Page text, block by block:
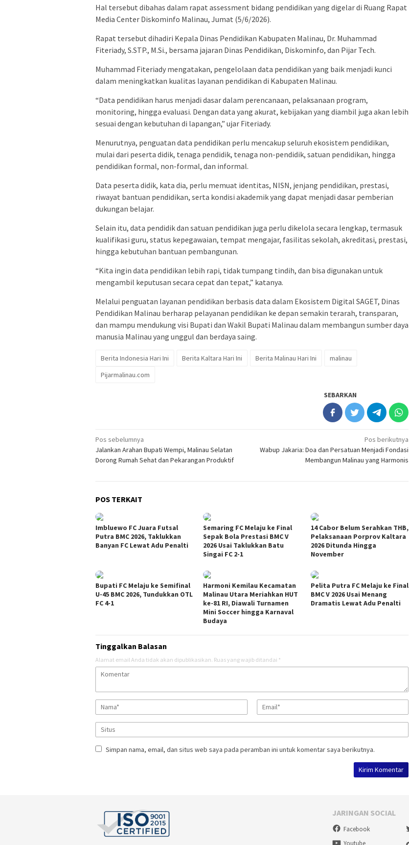
Hal tersebut dibahas dalam rapat assessment bidang pendidikan yang digelar di Ruang Rapat
Media Center Diskominfo Malinau, Jumat (5/6/2026).
Rapat tersebut dihadiri Kepala Dinas Pendidikan Kabupaten Malinau, Dr. Muhammad
Fiteriady, S.STP., M.Si., bersama jajaran Dinas Pendidikan, Diskominfo, dan Pijar Tech.
Muhammad Fiteriady mengatakan, pengelolaan data pendidikan yang baik menjadi kunci
dalam meningkatkan kualitas layanan pendidikan di Kabupaten Malinau.
“Data pendidikan harus menjadi dasar dalam perencanaan, pelaksanaan program,
monitoring, hingga evaluasi. Dengan data yang akurat, kebijakan yang diambil juga akan lebih
sesuai dengan kebutuhan di lapangan,” ujar Fiteriady.
Menurutnya, penguatan data pendidikan perlu mencakup seluruh ekosistem pendidikan,
mulai dari peserta didik, tenaga pendidik, tenaga non-pendidik, satuan pendidikan, hingga
pendidikan formal, non-formal, dan informal.
Data peserta didik, kata dia, perlu memuat identitas, NISN, jenjang pendidikan, prestasi,
riwayat bantuan pendidikan, serta kondisi akademik yang dapat menjadi dasar pemberian
dukungan belajar.
Selain itu, data pendidik dan satuan pendidikan juga perlu dikelola secara lengkap, termasuk
kualifikasi guru, status kepegawaian, tempat mengajar, fasilitas sekolah, akreditasi, prestasi,
hingga kebutuhan bantuan pembangunan.
“Kita ingin data pendidikan lebih rapi, tidak tumpang tindih, dan bisa digunakan untuk
mengambil keputusan secara cepat dan tepat,” katanya.
Melalui penguatan layanan pendidikan berbasis data dalam Ekosistem Digital SAGET, Dinas
Pendidikan Malinau berharap pelayanan pendidikan ke depan semakin terarah, transparan,
dan mampu mendukung visi Bupati dan Wakil Bupati Malinau dalam membangun sumber daya
manusia Malinau yang unggul dan berdaya saing.
Berita Indonesia Hari Ini Berita Kaltara Hari Ini Berita Malinau Hari Ini
malinau
Pijarmalinau.com
SEBARKAN
Navigasi
pos
Pos sebelumnya
Jalankan Arahan Bupati Wempi, Malinau Selatan
Dorong Rumah Sehat dan Pekarangan Produktif
Pos berikutnya
Wabup Jakaria: Doa dan Persatuan Menjadi Fondasi
Membangun Malinau yang Harmonis
POS TERKAIT
Imbluewo FC Juara Futsal
Putra BMC 2026, Taklukkan
Banyan FC Lewat Adu Penalti
Semaring FC Melaju ke Final
Sepak Bola Prestasi BMC V
2026 Usai Taklukkan Batu
Singai FC 2-1
14 Cabor Belum Serahkan THB,
Pelaksanaan Porprov Kaltara
2026 Ditunda Hingga
November
Bupati FC Melaju ke Semifinal
U-45 BMC 2026, Tundukkan OTL
FC 4-1
Harmoni Kemilau Kecamatan
Malinau Utara Meriahkan HUT
ke-81 RI, Diawali Turnamen
Mini Soccer hingga Karnaval
Budaya
Pelita Putra FC Melaju ke Final
BMC V 2026 Usai Menang
Dramatis Lewat Adu Penalti
Tinggalkan Balasan
Alamat email Anda tidak akan dipublikasikan. Ruas yang wajib ditandai *
Simpan nama, email, dan situs web saya pada peramban ini untuk komentar saya berikutnya.
JARINGAN SOCIAL
Facebook